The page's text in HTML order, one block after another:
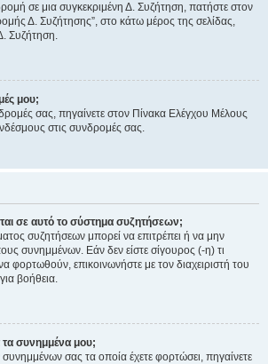
σε μια συγκεκριμένη Δ. Συζήτηση, πατήστε στον
Δ. Συζήτησης”, στο κάτω μέρος της σελίδας,
Συζήτηση.
μου;
σας, πηγαίνετε στον Πίνακα Ελέγχου Μέλους
στις συνδρομές σας.
σε αυτό το σύστημα συζητήσεων;
συζητήσεων μπορεί να επιτρέπει ή να μην
συνημμένων. Εάν δεν είστε σίγουρος (-η) τι
φορτωθούν, επικοινωνήστε με τον διαχειριστή του
βοήθεια.
συνημμένα μου;
συνημμένων σας τα οποία έχετε φορτώσει, πηγαίνετε